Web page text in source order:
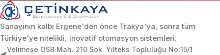
Sanayinin kalbi Ergene'den önce Trakya'ya, sonra tüm
Türkiye'ye nitelikli, inovatif otomasyon sistemleri.
Velimeşe OSB Mah. 210 Sok. Yılteks Topluluğu No:15/1